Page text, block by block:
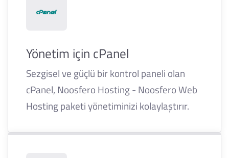
Yönetim için cPanel
Sezgisel ve güçlü bir kontrol paneli olan
cPanel, Noosfero Hosting - Noosfero Web
Hosting paketi yönetiminizi kolaylaştırır.